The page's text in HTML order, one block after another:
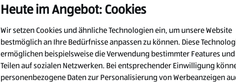
Oops!
Heute im Angebot: Cookies
Wir setzen Cookies und ähnliche Technologien ein, um unsere Website
bestmöglich an Ihre Bedürfnisse anpassen zu können. Diese
ermöglichen beispielsweise die Verwendung bestimmter Features und
Teilen auf sozialen Netzwerken. Bei entsprechender Einwilligung
personenbezogene Daten zur Personalisierung von Werbeanzeigen